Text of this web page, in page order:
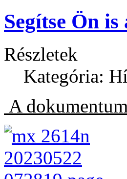
Segítse Ön
Részletek
Kategória:
A